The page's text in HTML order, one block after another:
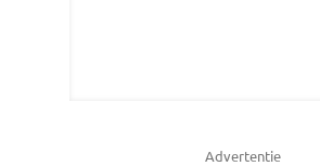
Advertentie